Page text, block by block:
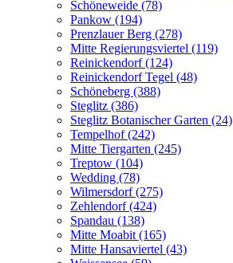
Schöneweide (78)
Pankow (194)
Prenzlauer Berg (278)
Mitte Regierungsviertel (119)
Reinickendorf (124)
Reinickendorf Tegel (48)
Schöneberg (388)
Steglitz (386)
Steglitz Botanischer Garten (24)
Tempelhof (242)
Mitte Tiergarten (245)
Treptow (104)
Wedding (78)
Wilmersdorf (275)
Zehlendorf (424)
Spandau (138)
Mitte Moabit (165)
Mitte Hansaviertel (43)